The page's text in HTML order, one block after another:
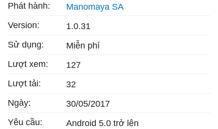
Phát hành:
Manomaya SA
Version:
1.0.31
Sử dụng:
Miễn phí
Lượt xem:
127
Lượt tải:
32
Ngày:
30/05/2017
Yêu cầu:
Android 5.0 trở lên